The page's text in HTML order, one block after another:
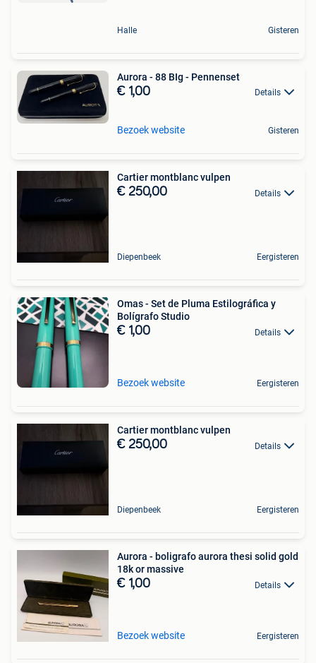
Halle Gisteren
Aurora - 88 BIg - Pennenset
€ 1,00 Details
Bezoek website Gisteren
Cartier montblanc vulpen
€ 250,00 Details
Diepenbeek Eergisteren
Omas - Set de Pluma Estilográfica y
Bolígrafo Studio
€ 1,00 Details
Bezoek website Eergisteren
Cartier montblanc vulpen
€ 250,00 Details
Diepenbeek Eergisteren
Aurora - boligrafo aurora thesi solid gold
18k or massive
€ 1,00 Details
Bezoek website Eergisteren